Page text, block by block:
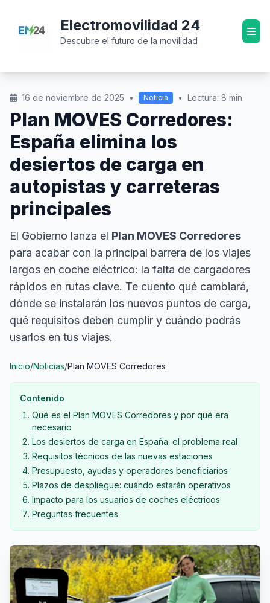
Electromovilidad 24
Descubre el futuro de la movilidad
16 de noviembre de 2025 • Noticia • Lectura: 8 min
Plan MOVES Corredores:
España elimina los
desiertos de carga en
autopistas y carreteras
principales
El Gobierno lanza el Plan MOVES Corredores
para acabar con la principal barrera de los viajes
largos en coche eléctrico: la falta de cargadores
rápidos en rutas clave. Te cuento qué cambiará,
dónde se instalarán los nuevos puntos de carga,
qué requisitos deben cumplir y cuándo podrás
usarlos en tus viajes.
Inicio/Noticias/Plan MOVES Corredores
Contenido
Qué es el Plan MOVES Corredores y por qué era
necesario
Los desiertos de carga en España: el problema real
Requisitos técnicos de las nuevas estaciones
Presupuesto, ayudas y operadores beneficiarios
Plazos de despliegue: cuándo estarán operativos
Impacto para los usuarios de coches eléctricos
Preguntas frecuentes